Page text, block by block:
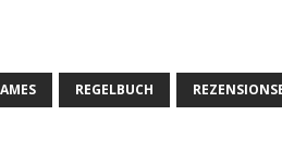
REGELBUCH